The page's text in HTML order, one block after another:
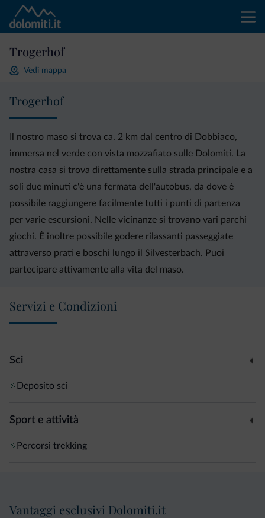
Trogerhof
Vedi mappa
Trogerhof
Il nostro maso si trova ca. 2 km dal centro di Dobbiaco,
immersa nel verde con vista mozzafiato sulle Dolomiti. La
nostra casa si trova direttamente sulla strada principale e a
soli due minuti c'è una fermata dell'autobus, da dove è
possibile raggiungere facilmente tutti i punti di partenza
per varie escursioni. Nelle vicinanze si trovano vari parchi
giochi. È inoltre possibile godere rilassanti passeggiate
attraverso prati e boschi lungo il Silvesterbach. Puoi
partecipare attivamente alla vita del maso.
Servizi e Condizioni
Sci
Deposito sci
Sport e attività
Percorsi trekking
Vantaggi esclusivi Dolomiti.it